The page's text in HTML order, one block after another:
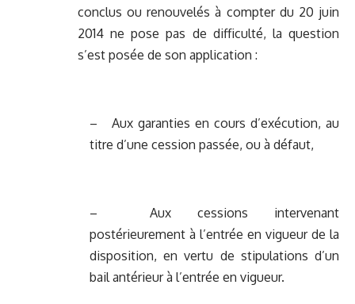
conclus ou renouvelés à compter du 20 juin
2014 ne pose pas de difficulté, la question
s’est posée de son application :
– Aux garanties en cours d’exécution, au
titre d’une cession passée, ou à défaut,
– Aux cessions intervenant
postérieurement à l’entrée en vigueur de la
disposition, en vertu de stipulations d’un
bail antérieur à l’entrée en vigueur.